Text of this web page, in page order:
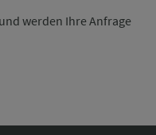
werden Ihre Anfrage